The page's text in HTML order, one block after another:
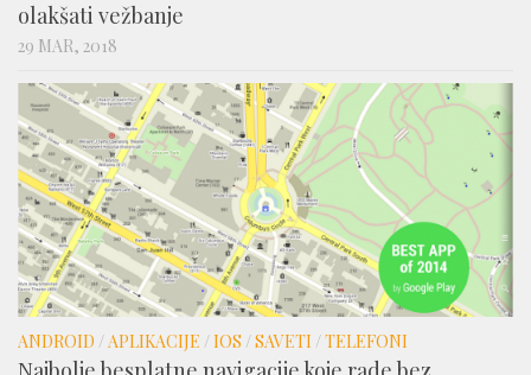
olakšati vežbanje
29 MAR, 2018
ANDROID / APLIKACIJE /IOS /SAVETI /TELEFONI